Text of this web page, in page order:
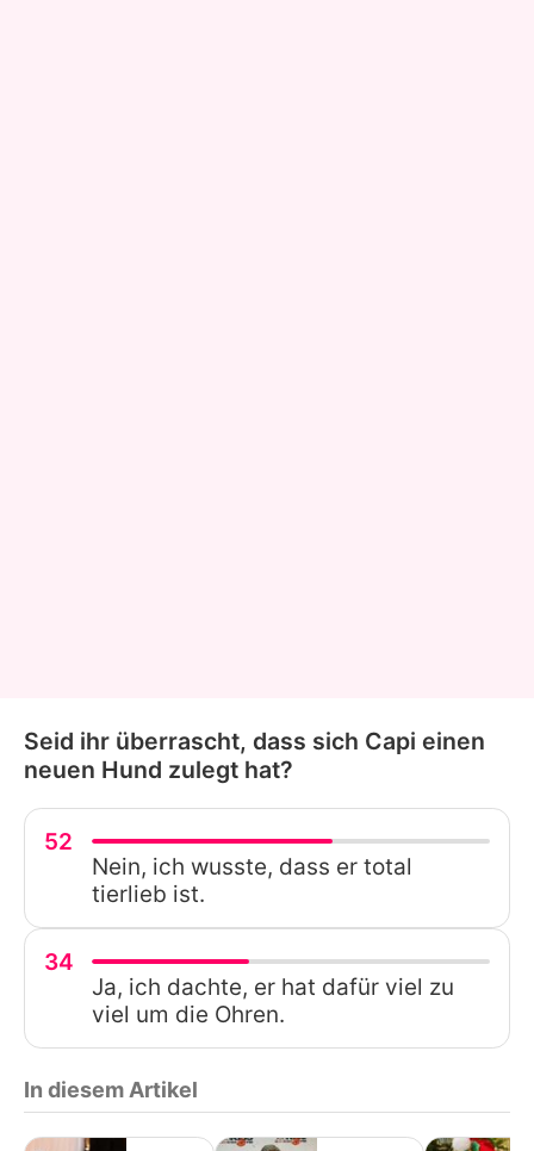
Seid ihr überrascht, dass sich Capi einen
neuen Hund zulegt hat?
52
Nein, ich wusste, dass er total
tierlieb ist.
34
Ja, ich dachte, er hat dafür viel zu
viel um die Ohren.
In diesem Artikel